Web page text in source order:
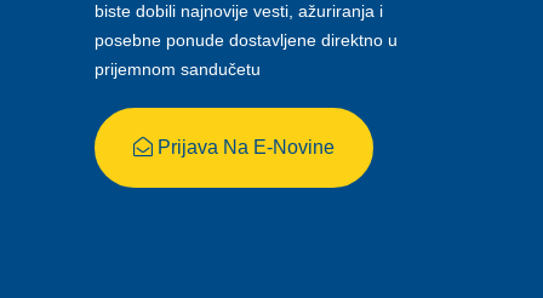
biste dobili najnovije vesti, ažuriranja i
posebne ponude dostavljene direktno u
prijemnom sandučetu
Prijava Na E-Novine